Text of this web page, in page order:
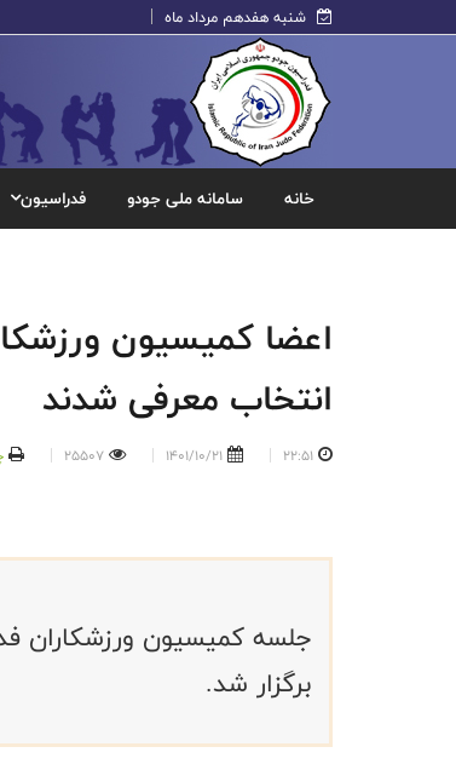
شنبه هفدهم مرداد ماه
خانه سامانه ملی جودو فدراسیون
اعضا کمیسیون
انتخاب معرفی شدند
22:51
1401/10/21
25507
جلسه کمیسیون ورزشکاران
برگزار شد.